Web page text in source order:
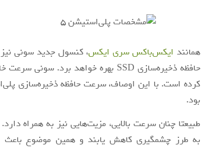
همانند ایکس‌باکس سری ایکس، کنسول جدید سونی
کرده است. با این اوصاف، سرعت حافظه ذخیره‌سازی پلی‌استیشن 5،
بود.
طبیعتا چنان سرعت بالایی، مزیت‌هایی نیز به همراه
به طرز چشمگیری کاهش یابند و همین موضوع باعث